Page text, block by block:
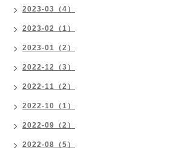
2023-03（4）
2023-02（1）
2023-01（2）
2022-12（3）
2022-11（2）
2022-10（1）
2022-09（2）
2022-08（5）